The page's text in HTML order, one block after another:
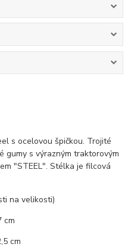
s ocelovou špičkou. Trojité
gumy s výrazným traktorovým
"STEEL". Stélka je filcová
na velikosti)
cm
cm